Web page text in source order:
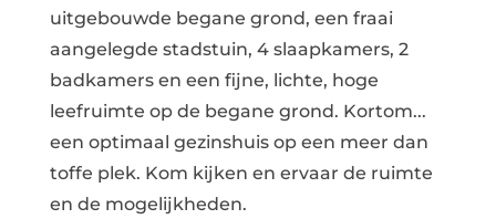
uitgebouwde begane grond, een fraai
aangelegde stadstuin, 4 slaapkamers, 2
badkamers en een fijne, lichte, hoge
leefruimte op de begane grond. Kortom...
een optimaal gezinshuis op een meer dan
toffe plek. Kom kijken en ervaar de ruimte
en de mogelijkheden.